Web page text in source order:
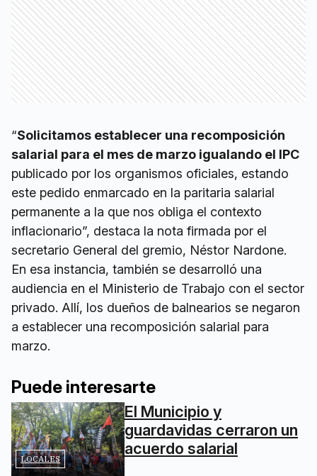
“Solicitamos establecer una recomposición
salarial para el mes de marzo igualando el IPC
publicado por los organismos oficiales, estando
este pedido enmarcado en la paritaria salarial
permanente a la que nos obliga el contexto
inflacionario”, destaca la nota firmada por el
secretario General del gremio, Néstor Nardone.
En esa instancia, también se desarrolló una
audiencia en el Ministerio de Trabajo con el sector
privado. Allí, los dueños de balnearios se negaron
a establecer una recomposición salarial para
marzo.
Puede interesarte
LOCALES
El Municipio y
guardavidas cerraron un
acuerdo salarial